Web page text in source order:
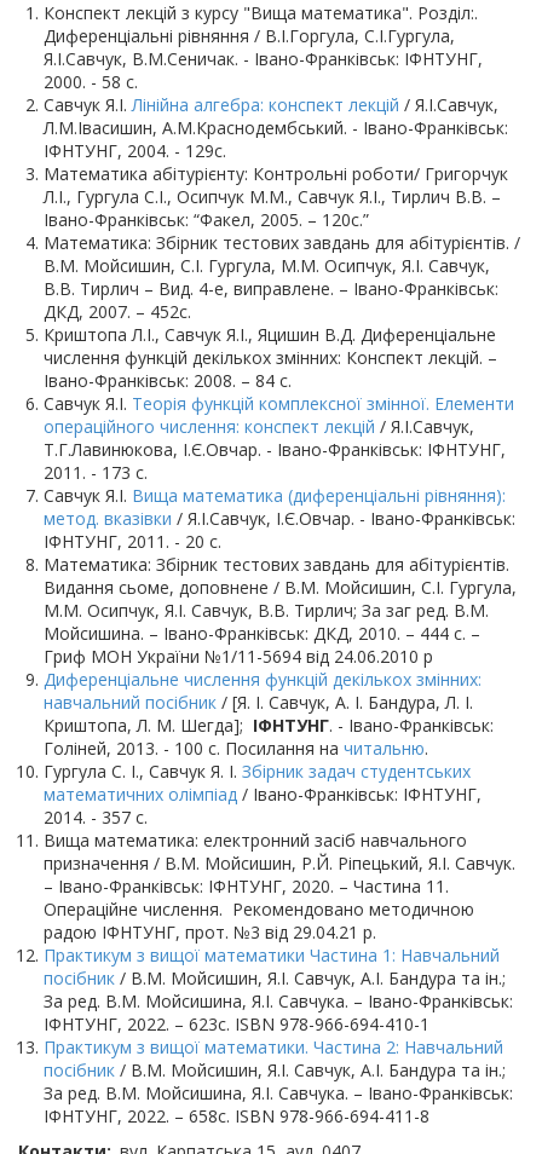
Конспект лекцій з курсу "Вища математика". Розділ:.
Диференціальні рівняння / В.І.Горгула, С.І.Гургула,
Я.І.Савчук, В.М.Сеничак. - Івано-Франківськ: ІФНТУНГ,
2000. - 58 с.
Савчук Я.І.Лінійна алгебра: конспект лекцій / Я.І.Савчук,
Л.М.Івасишин, А.М.Краснодембський. - Івано-Франківськ:
ІФНТУНГ, 2004. - 129с.
Математика абітурієнту: Контрольні роботи/ Григорчук
Л.І., Гургула С.І., Осипчук М.М., Савчук Я.І., Тирлич В.В. –
Івано-Франківськ: “Факел, 2005. – 120с.”
Математика: Збірник тестових завдань для абітурієнтів. /
В.М. Мойсишин, С.І. Гургула, М.М. Осипчук, Я.І. Савчук,
В.В. Тирлич – Вид. 4-е, виправлене. – Івано-Франківськ:
ДКД, 2007. – 452с.
Криштопа Л.І., Савчук Я.І., Яцишин В.Д. Диференціальне
числення функцій декількох змінних: Конспект лекцій. –
Івано-Франківськ: 2008. – 84 с.
Савчук Я.І. Теорія функцій комплексної змінної. Елементи
операційного числення: конспект лекцій / Я.І.Савчук,
Т.Г.Лавинюкова, І.Є.Овчар. - Івано-Франківськ: ІФНТУНГ,
2011. - 173 с.
Савчук Я.І. Вища математика (диференціальні рівняння):
метод. вказівки / Я.І.Савчук, І.Є.Овчар. - Івано-Франківськ:
ІФНТУНГ, 2011. - 20 с.
Математика: Збірник тестових завдань для абітурієнтів.
Видання сьоме, доповнене / В.М. Мойсишин, С.І. Гургула,
М.М. Осипчук, Я.І. Савчук, В.В. Тирлич; За заг ред. В.М.
Мойсишина. – Івано-Франківськ: ДКД, 2010. – 444 с. –
Гриф МОН України №1/11-5694 від 24.06.2010 р
Диференціальне числення функцій декількох змінних:
навчальний посібник / [Я. І. Савчук, А. І. Бандура, Л. І.
Криштопа, Л. М. Шегда]; ІФНТУНГ. - Івано-Франківськ:
Голіней, 2013. - 100 с. Посилання на читальню.
Гургула С. І., Савчук Я. І. Збірник задач студентських
математичних олімпіад / Івано-Франківськ: ІФНТУНГ,
2014. - 357 с.
Вища математика: електронний засіб навчального
призначення / В.М. Мойсишин, Р.Й. Ріпецький, Я.І. Савчук.
– Івано-Франківськ: ІФНТУНГ, 2020. – Частина 11.
Операційне числення. Рекомендовано методичною
радою ІФНТУНГ, прот. №3 від 29.04.21 р.
Практикум з вищої математики Частина 1: Навчальний
посібник / В.М. Мойсишин, Я.І. Савчук, А.І. Бандура та ін.;
За ред. В.М. Мойсишина, Я.І. Савчука. – Івано-Франківськ:
ІФНТУНГ, 2022. – 623с. ISBN 978-966-694-410-1
Практикум з вищої математики. Частина 2: Навчальний
посібник / В.М. Мойсишин, Я.І. Савчук, А.І. Бандура та ін.;
За ред. В.М. Мойсишина, Я.І. Савчука. – Івано-Франківськ:
ІФНТУНГ, 2022. – 658с. ISBN 978-966-694-411-8